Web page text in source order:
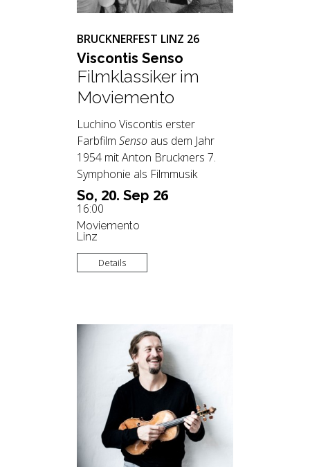
So, 20. Sep 26
16:00
Moviemento
Linz
BRUCKNERFEST LINZ 26
Vis­con­tis Senso
Filmklassiker im
Moviemento
Luchino Viscontis erster
Farbfilm Senso aus dem Jahr
1954 mit Anton Bruckners 7.
Symphonie als Filmmusik
Details